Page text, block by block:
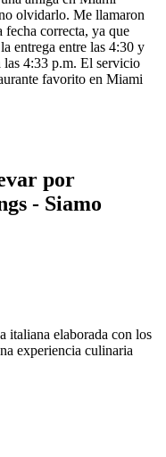
olvidarlo. Me llamaron
fecha correcta, ya que
entrega entre las 4:30 y
las 4:33 p.m. El servicio
favorito en Miami
por
- Siamo
italiana elaborada con los
experiencia culinaria